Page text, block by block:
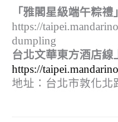
「雅閣星級端午粽禮
https://
dumpling
台北文華東方酒店線
https://
地址：台北市敦化北